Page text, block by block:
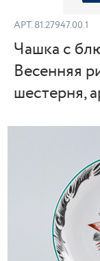
АРТ. 81.27947.00.1
Чашка с
Весенняя
шестерня,